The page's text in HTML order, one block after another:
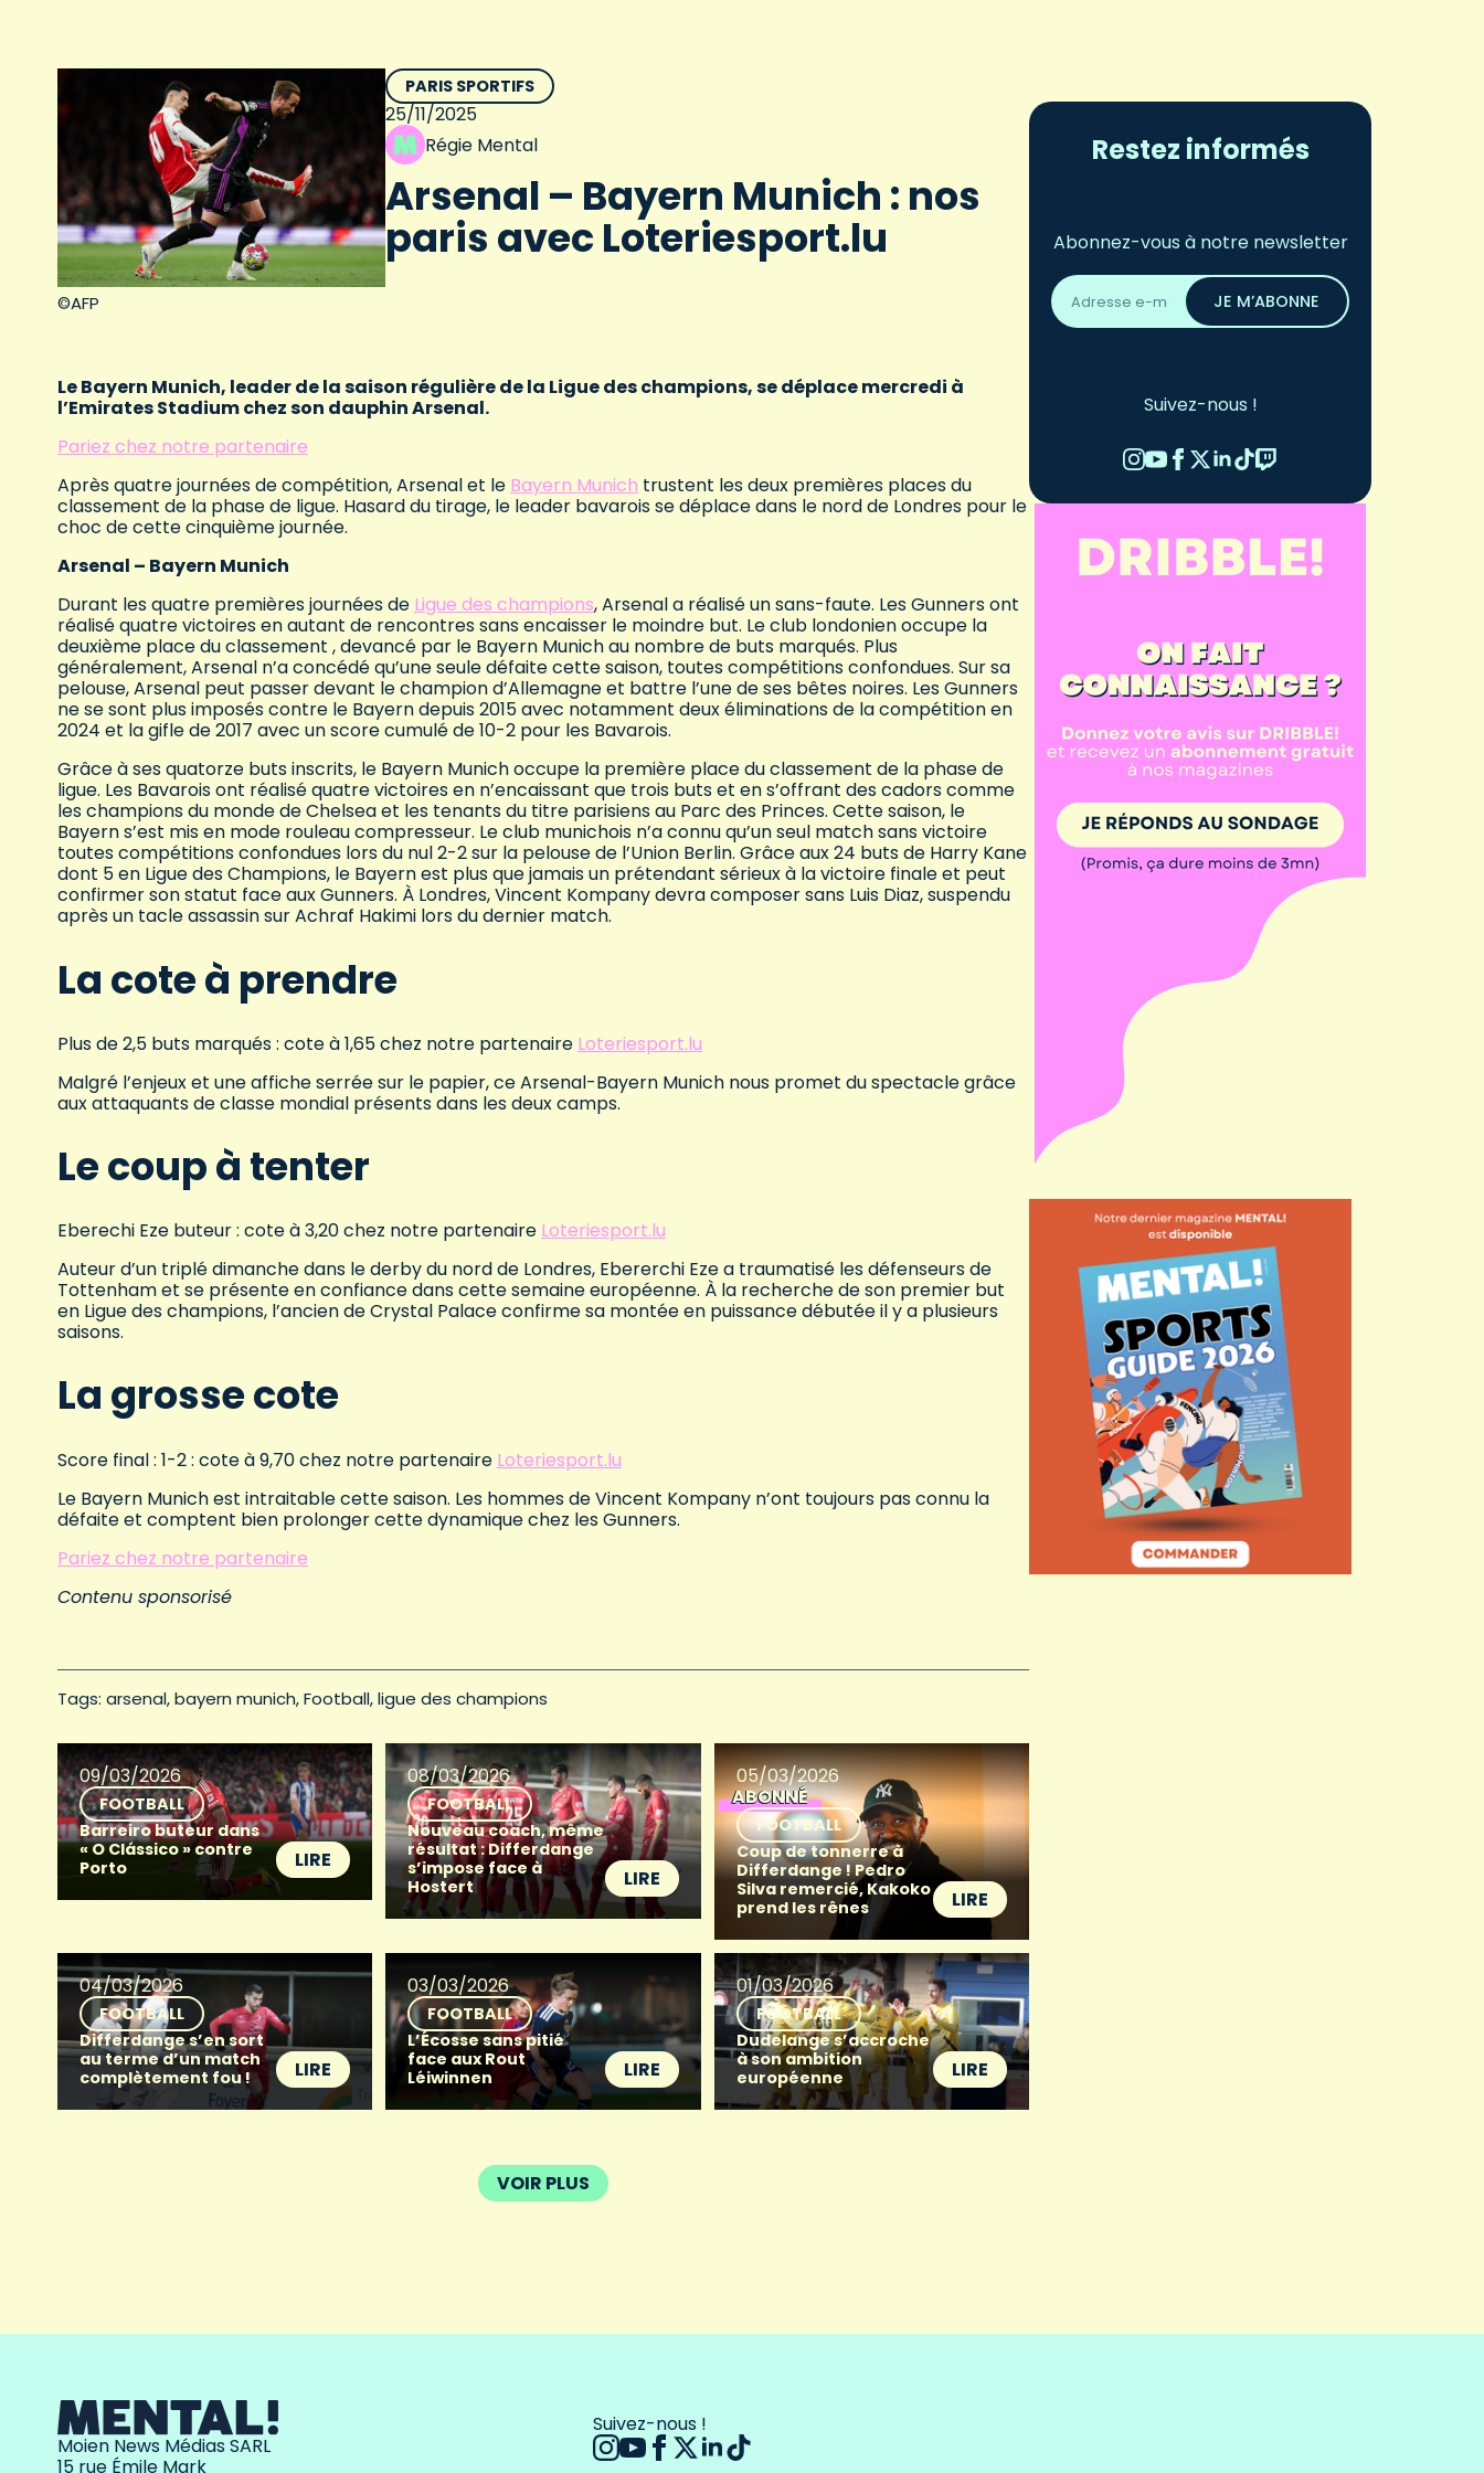
©AFP
PARIS SPORTIFS
25/11/2025
Régie Mental
Arsenal – Bayern Munich : nos
paris avec Loteriesport.lu
Le Bayern Munich, leader de la saison régulière de la Ligue des champions, se déplace mercredi à
l’Emirates Stadium chez son dauphin Arsenal.
Pariez chez notre partenaire
Après quatre journées de compétition, Arsenal et le Bayern Munich trustent les deux premières places du
classement de la phase de ligue. Hasard du tirage, le leader bavarois se déplace dans le nord de Londres pour le
choc de cette cinquième journée.
Arsenal – Bayern Munich
Durant les quatre premières journées de Ligue des champions, Arsenal a réalisé un sans-faute. Les Gunners ont
réalisé quatre victoires en autant de rencontres sans encaisser le moindre but. Le club londonien occupe la
deuxième place du classement , devancé par le Bayern Munich au nombre de buts marqués. Plus
généralement, Arsenal n’a concédé qu’une seule défaite cette saison, toutes compétitions confondues. Sur sa
pelouse, Arsenal peut passer devant le champion d’Allemagne et battre l’une de ses bêtes noires. Les Gunners
ne se sont plus imposés contre le Bayern depuis 2015 avec notamment deux éliminations de la compétition en
2024 et la gifle de 2017 avec un score cumulé de 10-2 pour les Bavarois.
Grâce à ses quatorze buts inscrits, le Bayern Munich occupe la première place du classement de la phase de
ligue. Les Bavarois ont réalisé quatre victoires en n’encaissant que trois buts et en s’offrant des cadors comme
les champions du monde de Chelsea et les tenants du titre parisiens au Parc des Princes. Cette saison, le
Bayern s’est mis en mode rouleau compresseur. Le club munichois n’a connu qu’un seul match sans victoire
toutes compétitions confondues lors du nul 2-2 sur la pelouse de l’Union Berlin. Grâce aux 24 buts de Harry Kane
dont 5 en Ligue des Champions, le Bayern est plus que jamais un prétendant sérieux à la victoire finale et peut
confirmer son statut face aux Gunners. À Londres, Vincent Kompany devra composer sans Luis Diaz, suspendu
après un tacle assassin sur Achraf Hakimi lors du dernier match.
La cote à prendre
Plus de 2,5 buts marqués : cote à 1,65 chez notre partenaire Loteriesport.lu
Malgré l’enjeux et une affiche serrée sur le papier, ce Arsenal-Bayern Munich nous promet du spectacle grâce
aux attaquants de classe mondial présents dans les deux camps.
Le coup à tenter
Eberechi Eze buteur : cote à 3,20 chez notre partenaire Loteriesport.lu
Auteur d’un triplé dimanche dans le derby du nord de Londres, Ebererchi Eze a traumatisé les défenseurs de
Tottenham et se présente en confiance dans cette semaine européenne. À la recherche de son premier but
en Ligue des champions, l’ancien de Crystal Palace confirme sa montée en puissance débutée il y a plusieurs
saisons.
La grosse cote
Score final : 1-2 : cote à 9,70 chez notre partenaire Loteriesport.lu
Le Bayern Munich est intraitable cette saison. Les hommes de Vincent Kompany n’ont toujours pas connu la
défaite et comptent bien prolonger cette dynamique chez les Gunners.
Pariez chez notre partenaire
Contenu sponsorisé
Tags: arsenal bayern munich Football ligue des champions
09/03/2026
FOOTBALL
Barreiro buteur dans
« O Clássico » contre
Porto
LIRE
08/03/2026
FOOTBALL
Nouveau coach, même
résultat : Differdange
s’impose face à
Hostert
LIRE
05/03/2026
ABONNÉ
FOOTBALL
Coup de tonnerre à
Differdange ! Pedro
Silva remercié, Kakoko
prend les rênes
LIRE
04/03/2026
FOOTBALL
Differdange s’en sort
au terme d’un match
complètement fou !
LIRE
03/03/2026
FOOTBALL
L’Écosse sans pitié
face aux Rout
Léiwinnen
LIRE
01/03/2026
FOOTBALL
Dudelange s’accroche
à son ambition
européenne
LIRE
VOIR PLUS
Restez informés
Abonnez-vous à notre newsletter
Adresse
email
*
JE M’ABONNE
Suivez-nous !
Moien News Médias SARL
15 rue Émile Mark
Suivez-nous !